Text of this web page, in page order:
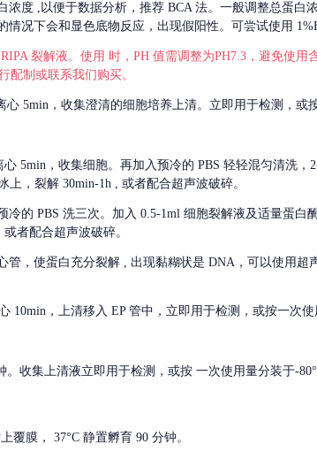
浓度 ,以便于数据分析，推荐 BCA 法。一般调整总蛋白
况下会和显色底物反应，出现假阳性。可尝试使用
裂解液。使用 时，PH 值需调整为PH7.3，避免使
配制或联系我们购买。
心 5min，收集澄清的细胞培养上清。立即用于检测，或
心 5min，收集细胞。再加入预冷的 PBS 轻轻混匀清洗
，裂解 30min-1h , 或者配合超声波破碎。
冷的 PBS 洗三次。加入 0.5-1ml 细胞裂解液及适量蛋白
者配合超声波破碎。
管，使蛋白充分裂解 , 出现黏糊状是 DNA，可以使用超
10min，上清移入 EP 管中，立即用于检测，或按一次使
。收集上清液立即用于检测，或按 一次使用量分装于-
覆膜， 37°C 静置孵育 90 分钟。